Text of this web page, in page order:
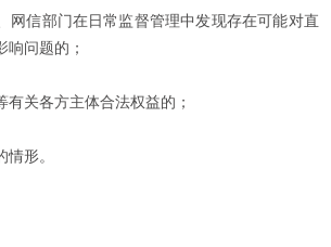
网信部门在日常监督管理中发现存在可能对直
响问题的；
有关各方主体合法权益的；
情形。